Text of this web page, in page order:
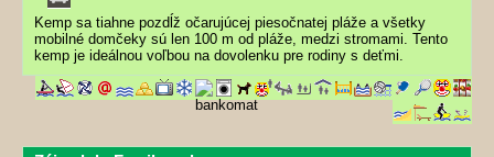
Kemp sa tiahne pozdĺž očarujúcej piesočnatej pláže a všetky
mobilné domčeky sú len 100 m od pláže, medzi stromami. Tento
kemp je ideálnou voľbou na dovolenku pre rodiny s deťmi.